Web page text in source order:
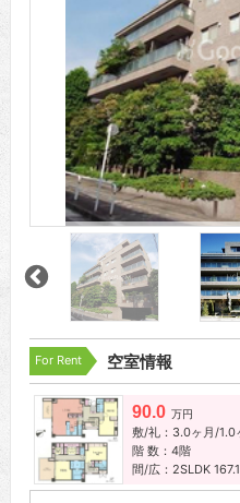
For Rent 空室情報
90.0 万円
敷/礼：3.0ヶ月/1.0
階 数：4階
間/広：2SLDK